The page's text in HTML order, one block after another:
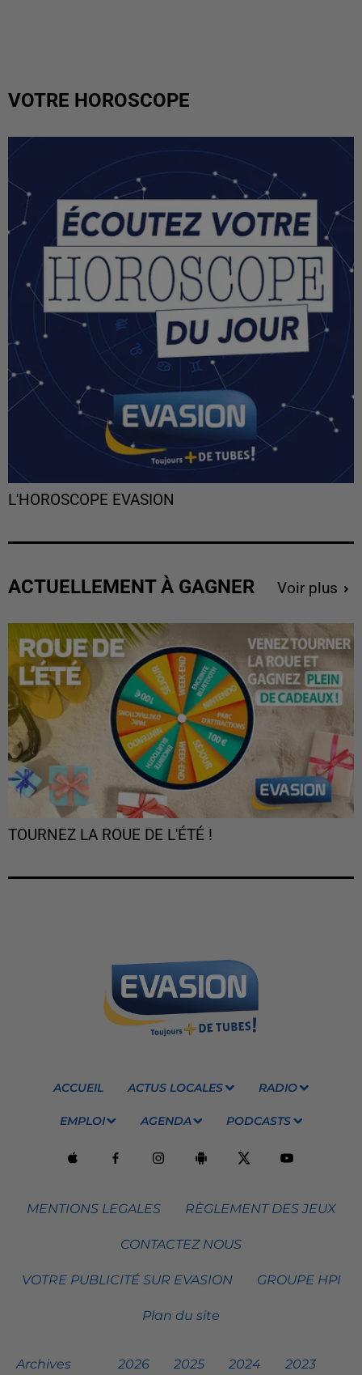
VOTRE HOROSCOPE
L'HOROSCOPE EVASION
ACTUELLEMENT À GAGNER Voir plus
TOURNEZ LA ROUE DE L'ÉTÉ !
ACCUEIL ACTUS LOCALES RADIO
EMPLOI AGENDA PODCASTS
MENTIONS LEGALES RÈGLEMENT DES JEUX
CONTACTEZ NOUS
VOTRE PUBLICITÉ SUR EVASION GROUPE HPI
Plan du site
Archives 2026 2025 2024 2023